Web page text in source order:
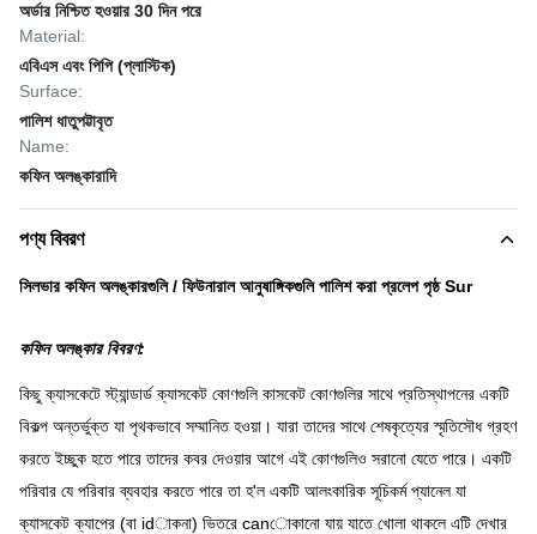
অর্ডার নিশ্চিত হওয়ার 30 দিন পরে
Material:
এবিএস এবং পিপি (প্লাস্টিক)
Surface:
পালিশ ধাতুপট্টাবৃত
Name:
কফিন অলঙ্কারাদি
পণ্য বিবরণ
সিলভার কফিন অলঙ্কারগুলি / ফিউনারাল আনুষাঙ্গিকগুলি পালিশ করা প্রলেপ পৃষ্ঠ Sur
কফিন অলঙ্কার বিবরণ:
কিছু ক্যাসকেটে স্ট্যান্ডার্ড ক্যাসকেট কোণগুলি কাসকেট কোণগুলির সাথে প্রতিস্থাপনের একটি
বিকল্প অন্তর্ভুক্ত যা পৃথকভাবে সম্মানিত হওয়া। যারা তাদের সাথে শেষকৃত্যের স্মৃতিসৌধ গ্রহণ
করতে ইচ্ছুক হতে পারে তাদের কবর দেওয়ার আগে এই কোণগুলিও সরানো যেতে পারে। একটি
পরিবার যে পরিবার ব্যবহার করতে পারে তা হ'ল একটি আলংকারিক সূচিকর্ম প্যানেল যা
ক্যাসকেট ক্যাপের (বা idাকনা) ভিতরে canোকানো যায় যাতে খোলা থাকলে এটি দেখার